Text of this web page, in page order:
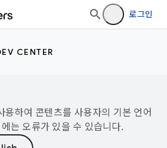
로그인
CENTER
하여 콘텐츠를 사용자의 기본 언어
는 오류가 있을 수 있습니다.